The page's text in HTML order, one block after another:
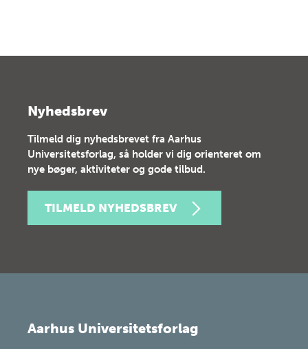
Nyhedsbrev
Tilmeld dig nyhedsbrevet fra Aarhus
Universitetsforlag, så holder vi dig orienteret om
nye bøger, aktiviteter og gode tilbud.
TILMELD NYHEDSBREV
Aarhus Universitetsforlag